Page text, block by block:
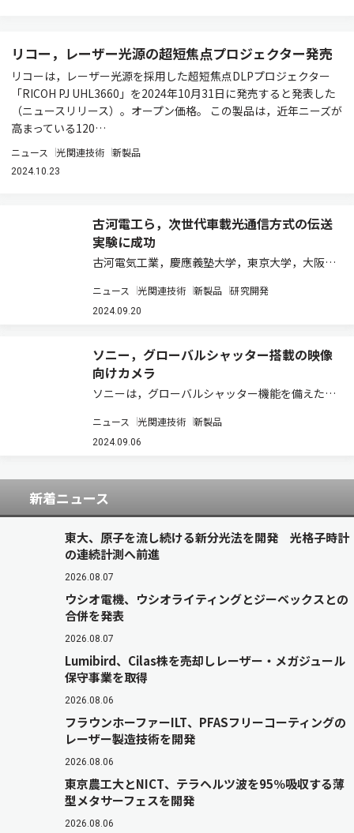
リコー，レーザー光源の超短焦点プロジェクター発売
リコーは，レーザー光源を採用した超短焦点DLPプロジェクター
「RICOH PJ UHL3660」を2024年10月31日に発売すると発表した
（ニュースリリース）。オープン価格。 この製品は，近年ニーズが
高まっている120…
ニュース 光関連技術 新製品
2024.10.23
古河電工ら，次世代車載光通信方式の伝送
実験に成功
古河電気工業，慶應義塾大学，東京大学，大阪大
ットワークアーキテクチャであるセントラル＆ゾ
ーン方式に対応し，高信頼，低伝送遅延の車載光
ニュース 光関連技術 新製品 研究開発
2024.09.20
ソニー，グローバルシャッター搭載の映像
向けカメラ
ソニーは，グローバルシャッター機能を備えた
軽量で設置場所の自由度の高いマルチパーパスカ
メラ「HDC-P50A」と，その関連オプションライ
ニュース 光関連技術 新製品
2024.09.06
新着ニュース
東大、原子を流し続ける新分光法を開発 光格子時計
の連続計測へ前進
2026.08.07
ウシオ電機、ウシオライティングとジーベックスとの
合併を発表
2026.08.07
Lumibird、Cilas株を売却しレーザー・メガジュール
保守事業を取得
2026.08.06
フラウンホーファーILT、PFASフリーコーティングの
レーザー製造技術を開発
2026.08.06
東京農工大とNICT、テラヘルツ波を95％吸収する薄
型メタサーフェスを開発
2026.08.06